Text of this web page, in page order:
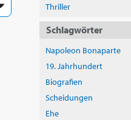
Thriller
Schlagwörter
Napoleon Bonaparte
19. Jahrhundert
Biografien
Scheidungen
Ehe